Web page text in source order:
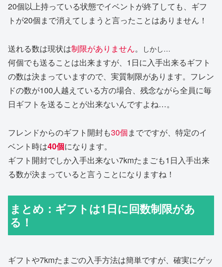
20個以上持っている状態でイベントが終了しても、ギフ
トが20個まで消えてしまうと言ったことはありません！
送れる数は現状は制限がありません。 しかし…
何個でも送ることは出来ますが、1日に入手出来るギフト
の数は決まっていますので、実質制限があります。フレン
ドの数が100人越えている方の場合、残念ながら全員に毎
日ギフトを送ることが出来ないんですよね…。
フレンドからのギフト開封も30個までですが、特定のイ
ベント時は40個になります。
ギフト開封でしか入手出来ない7kmたまごも1日入手出来
る数が決まっていると言うことになりますね！
まとめ：ギフトは1日に回数制限があ
る！
ギフトや7kmたまごの入手方法は簡単ですが、確実にゲッ